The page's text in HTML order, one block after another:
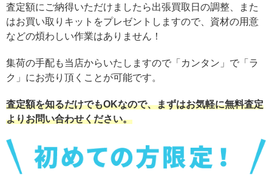
査定額にご納得いただけましたら出張買取日の調整、また
はお買い取りキットをプレゼントしますので、資材の用意
などの煩わしい作業はありません！
集荷の手配も当店からいたしますので「カンタン」で「ラ
ク」にお売り頂くことが可能です。
査定額を知るだけでもOKなので、まずはお気軽に無料査定
よりお問い合わせください。